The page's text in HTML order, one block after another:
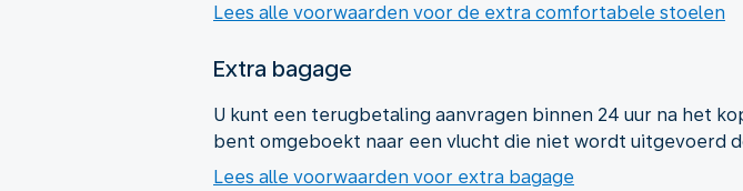
Lees alle voorwaarden voor de extra comfortabele stoelen
Extra bagage
U kunt een terugbetaling aanvragen binnen 24 uur na het
bent omgeboekt naar een vlucht die niet wordt uitgevoerd
Lees alle voorwaarden voor extra bagage